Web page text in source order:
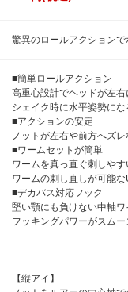
驚異のロールアクション
■簡単ロールアクション
高重心設計でヘッドが左右
シェイク時に水平姿勢にな
■アクションの安定
ノットが左右や前方へズレ
■ワームセットが簡単
ワームを真っ直ぐ刺しやす
ワームの刺し直しが可能な
■デカバス対応フック
堅い顎にも負けない中軸ワ
フッキングパワーがスムー
【縦アイ】